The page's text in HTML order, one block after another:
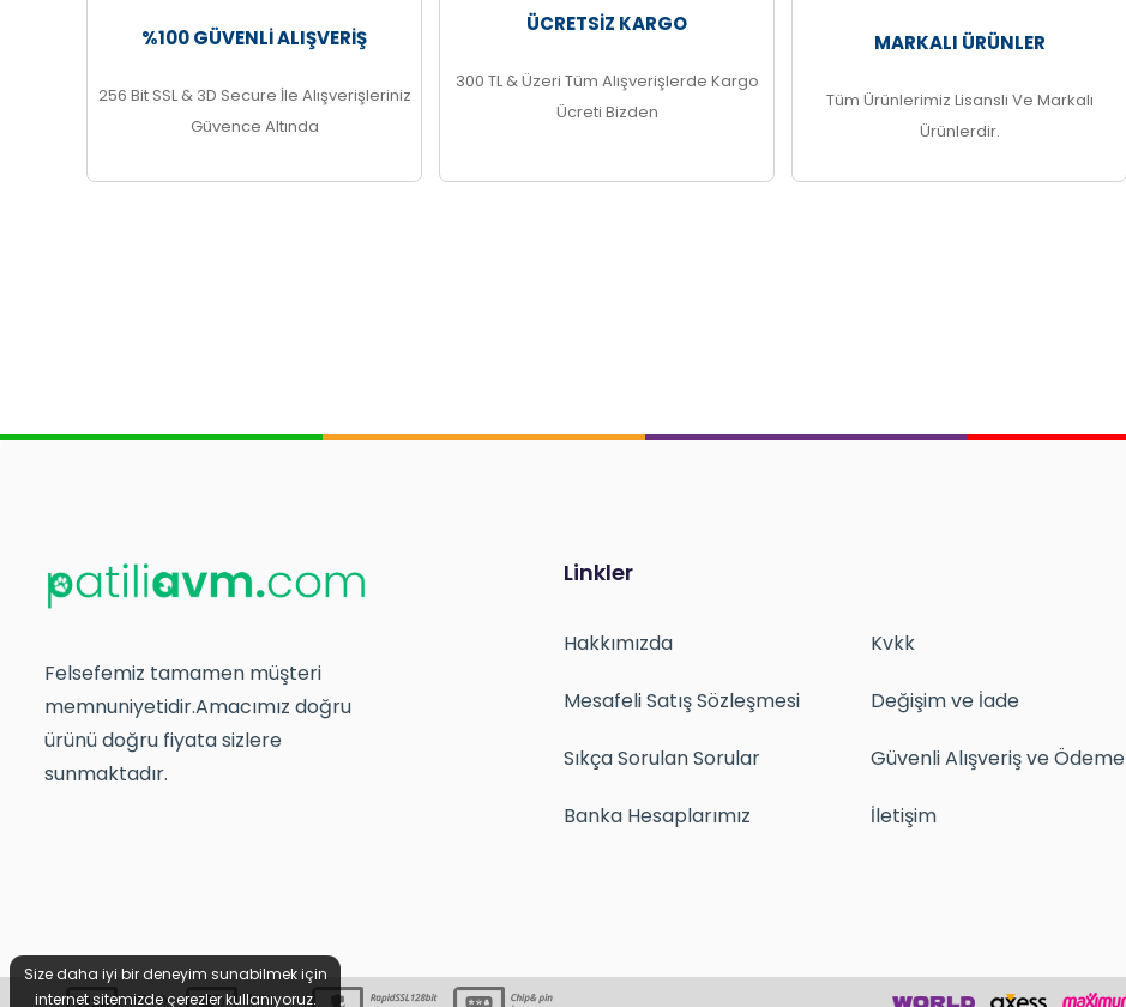
%100 GÜVENLI ALIŞVERIŞ
256 Bit SSL & 3D Secure İle Alışverişleriniz
Güvence Altında
ÜCRETSIZ KARGO
300 TL & Üzeri Tüm Alışverişlerde Kargo
Ücreti Bizden
MARKALI ÜRÜNLER
Tüm Ürünlerimiz Lisanslı Ve Markalı
Ürünlerdir.
Felsefemiz tamamen müşteri
memnuniyetidir.Amacımız doğru
ürünü doğru fiyata sizlere
sunmaktadır.
Linkler
Hakkımızda Kvkk
Mesafeli Satış Sözleşmesi Değişim ve İade
Sıkça Sorulan Sorular Güvenli Alışveriş ve Ödeme
Banka Hesaplarımız İletişim
Size daha iyi bir deneyim sunabilmek için
internet sitemizde çerezler kullanıyoruz.